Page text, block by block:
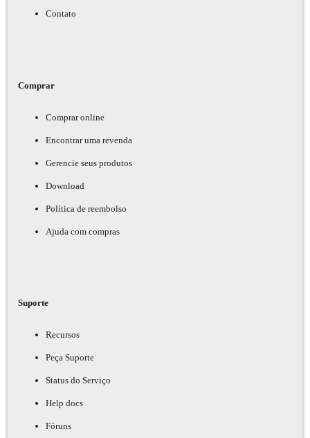
Contato
Comprar
Comprar online
Encontrar uma revenda
Gerencie seus produtos
Download
Política de reembolso
Ajuda com compras
Suporte
Recursos
Peça Suporte
Status do Serviço
Help docs
Fóruns